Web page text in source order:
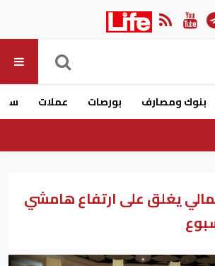
بنوك ومصارف بورصات عملات
يغلق على ارتفاع هامشي